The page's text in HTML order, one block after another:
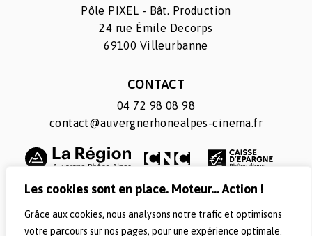
Les cookies sont en place. Moteur... Action !
Grâce aux cookies, nous analysons notre trafic et optimisons
votre parcours sur nos pages, pour une expérience optimale.
Pôle PIXEL - Bât. Production
24 rue Émile Decorps
69100 Villeurbanne
CONTACT
04 72 98 08 98
contact@auvergnerhonealpes-cinema.fr
SUIVEZ-NOUS